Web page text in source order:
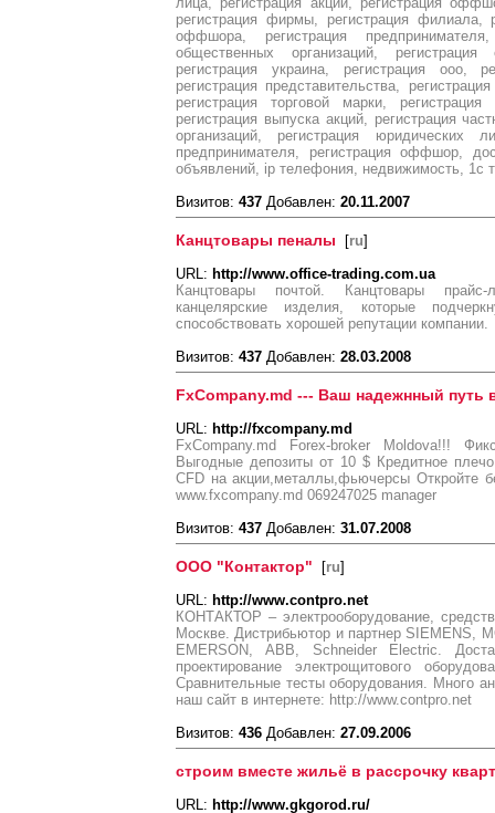
регистрация фирмы, регистрация филиала,
оффшора, регистрация
общественных организаций,
регистрация украина, регистрация ооо,
регистрация представительства,
регистрация торговой марки,
регистрация выпуска акций, регистрация
организаций, регистрация юридических
предпринимателя, регистрация оффшор,
объявлений, ip телефония, недвижимость, 1с
Визитов: 437 Добавлен: 20.11.2007
Канцтовары пеналы [ru]
URL: http://www.office-trading.com.ua
Канцтовары почтой. Канцтовары
канцелярские изделия, которые
способствовать хорошей репутации компании.
Визитов: 437 Добавлен: 28.03.2008
FxCompany.md --- Ваш надежнный
URL: http://fxcompany.md
FxCompany.md Forex-broker Moldova!!!
Выгодные депозиты от 10 $ Кредитное
CFD на акции,металлы,фьючерсы Откройте
www.fxcompany.md 069247025 manager
Визитов: 437 Добавлен: 31.07.2008
ООО "Контактор" [ru]
URL: http://www.contpro.net
КОНТАКТОР – электрооборудование,
Москве. Дистрибьютор и партнер SIEMENS,
EMERSON, ABB, Schneider Electric.
проектирование электрощитового
Сравнительные тесты оборудования. Много
наш сайт в интернете: http://www.contpro.net
Визитов: 436 Добавлен: 27.09.2006
строим вместе жильё в рассрочку
URL: http://www.gkgorod.ru/